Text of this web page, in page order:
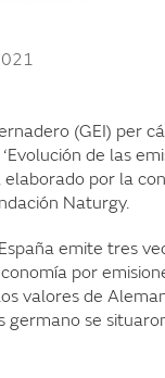
(GEI) per
de las
por la
Naturgy.
emite tres
por
valores de
germano se